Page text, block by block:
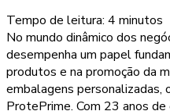
Tempo de leitura: 4 minutos
No mundo dinâmico dos
desempenha um papel
produtos e na promoção da
embalagens personalizadas,
ProtePrime. Com 23 anos de